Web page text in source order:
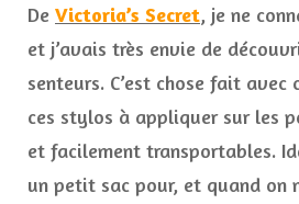
De Victoria’s Secret, je ne
et j’avais très envie de
senteurs. C’est chose fait
ces stylos à appliquer sur les
et facilement transportables.
un petit sac pour, et quand on